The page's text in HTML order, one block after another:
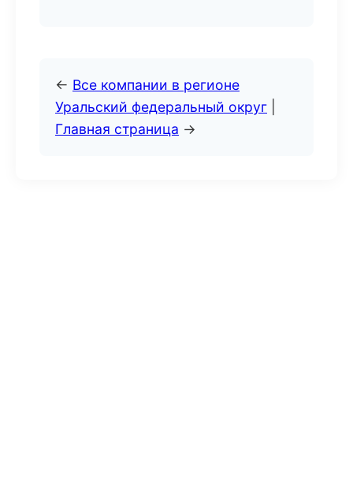
← Все компании в регионе
Уральский федеральный округ
Главная страница →